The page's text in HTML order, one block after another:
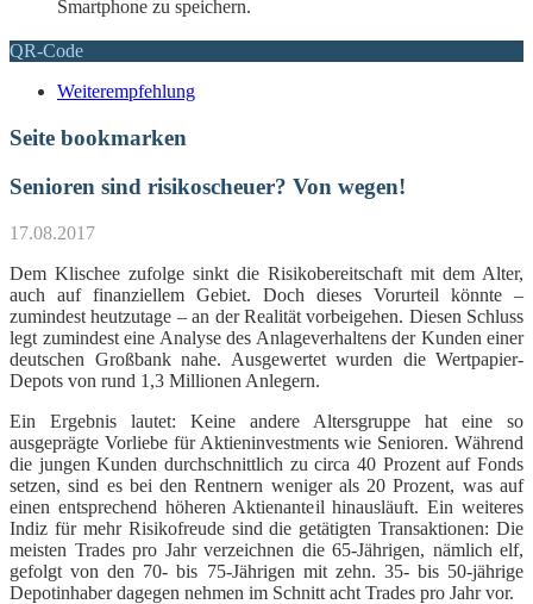
Smartphone zu speichern.
QR-Code
Weiterempfehlung
Seite bookmarken
Senioren sind risikoscheuer? Von wegen!
17.08.2017
Dem Klischee zufolge sinkt die Risikobereitschaft mit dem Alter,
auch auf finanziellem Gebiet. Doch dieses Vorurteil könnte –
zumindest heutzutage – an der Realität vorbeigehen. Diesen Schluss
legt zumindest eine Analyse des Anlageverhaltens der Kunden einer
deutschen Großbank nahe. Ausgewertet wurden die Wertpapier-
Depots von rund 1,3 Millionen Anlegern.
Ein Ergebnis lautet: Keine andere Altersgruppe hat eine so
ausgeprägte Vorliebe für Aktieninvestments wie Senioren. Während
die jungen Kunden durchschnittlich zu circa 40 Prozent auf Fonds
setzen, sind es bei den Rentnern weniger als 20 Prozent, was auf
einen entsprechend höheren Aktienanteil hinausläuft. Ein weiteres
Indiz für mehr Risikofreude sind die getätigten Transaktionen: Die
meisten Trades pro Jahr verzeichnen die 65-Jährigen, nämlich elf,
gefolgt von den 70- bis 75-Jährigen mit zehn. 35- bis 50-jährige
Depotinhaber dagegen nehmen im Schnitt acht Trades pro Jahr vor.